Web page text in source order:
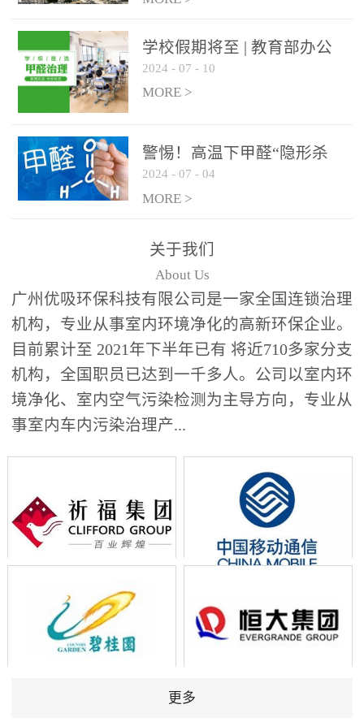
学校假期将至 | 教育部办公
厅关于加强学校新建校舍室
内空气质量管理通知
2024 - 07 - 10
MORE >
警惕！高温下甲醛“隐形杀
手”来袭，你的家安全吗？
2024 - 07 - 04
MORE >
关于我们
About Us
广州优吸环保科技有限公司是一家全国连锁治理
机构，专业从事室内环境净化的高新环保企业。
目前累计至 2021年下半年已有 将近710多家分支
机构，全国职员已达到一千多人。公司以室内环
境净化、室内空气污染检测为主导方向，专业从
事室内车内污染治理产...
更多